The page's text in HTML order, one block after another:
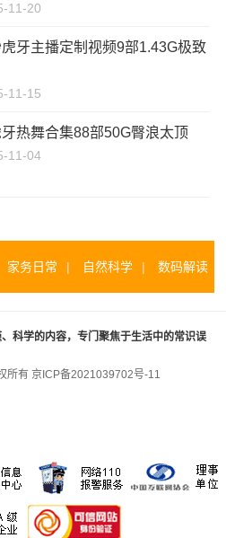
11-20
牙主播定制视频9部1.43G极致
11-15
热舞合集88部50G臀浪太顶
11-04
家务日常 | 自然科学 | 数码解读
科学的内容，专门聚焦于生活中的常识误
所有 京ICP备2021039702号-11